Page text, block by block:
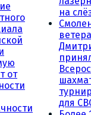
от
на
для